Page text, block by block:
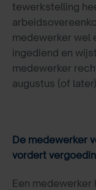
tewerkstelling
medewerker wel
ingediend en
medewerker
augustus (of
De medewerker
vordert
Een